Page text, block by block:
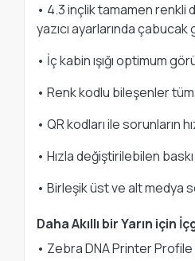
• 4.3 inçlik tamamen renkli
yazıcı ayarlarında
• İç kabin ışığı optimum
• Renk kodlu bileşenler
• QR kodları ile sorunların
• Hızla değiştirilebilen
• Birleşik üst ve alt medya
Daha Akıllı bir Yarın için
• Zebra DNA Printer Profile